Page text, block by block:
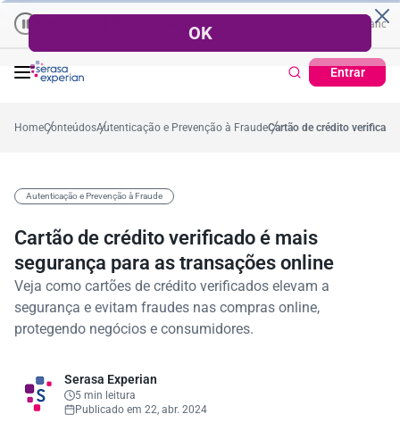
Empresas | Recuperação de Crédito 38,7%
Entrar
Cartão de Crédito | Cadastro
HomeConteúdosAutenticação e Prevenção à FraudeCartão de crédito
Autenticação e Prevenção à Fraude
Cartão de crédito verificado é mais
segurança para as transações online
Veja como cartões de crédito verificados elevam a
segurança e evitam fraudes nas compras online,
protegendo negócios e consumidores.
Serasa Experian
5 min leitura
Publicado em 22, abr. 2024